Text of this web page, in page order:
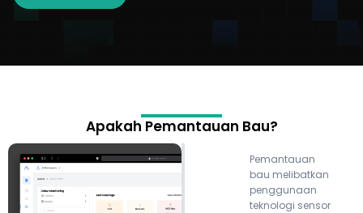
Apakah Pemantauan Bau?
Pemantauan
bau melibatkan
penggunaan
teknologi sensor